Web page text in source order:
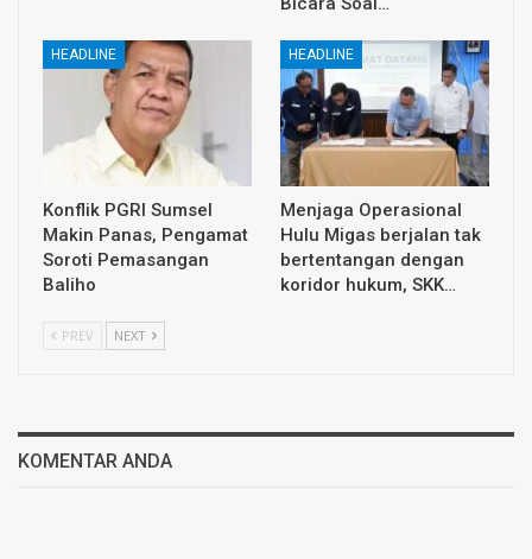
HEADLINE
Konflik PGRI Sumsel
Makin Panas, Pengamat
Soroti Pemasangan
Baliho
HEADLINE
Menjaga Operasional
Hulu Migas berjalan tak
bertentangan dengan
koridor hukum, SKK…
PREV NEXT
KOMENTAR ANDA